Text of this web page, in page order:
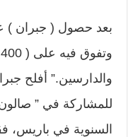
بعد حصول ( جبران )
والدارسين.” أفلح
للمشاركة في ” صالون
السنوية في باريس،